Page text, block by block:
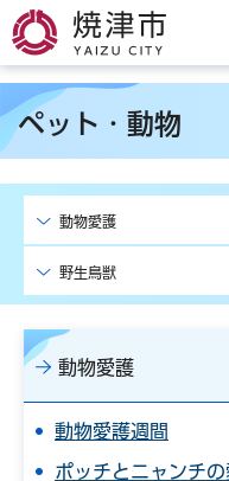
焼津市
ペット・動物
動物愛護
野生鳥獣
動物愛護
動物愛護週間
ポッチとニャンチ